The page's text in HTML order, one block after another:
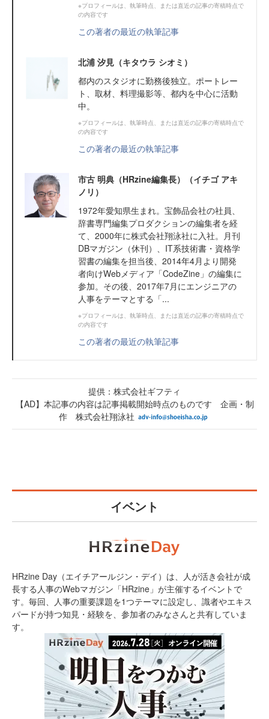
※プロフィールは、執筆時点、または直近の記事の寄稿時点で
の内容です
この著者の最近の執筆記事
北浦 汐見（キタウラ シオミ）
都内のスタジオに勤務後独立。ポートレー
ト、取材、料理撮影等、都内を中心に活動
中。
※プロフィールは、執筆時点、または直近の記事の寄稿時点で
の内容です
この著者の最近の執筆記事
市古 明典（HRzine編集長）（イチゴ アキ
ノリ）
1972年愛知県生まれ。宝飾品会社の社員、
辞書専門編集プロダクションの編集者を経
て、2000年に株式会社翔泳社に入社。月刊
DBマガジン（休刊）、IT系技術書・資格学
習書の編集を担当後、2014年4月より開発
者向けWebメディア「CodeZine」の編集に
参加。その後、2017年7月にエンジニアの
人事をテーマとする「...
※プロフィールは、執筆時点、または直近の記事の寄稿時点で
の内容です
この著者の最近の執筆記事
提供：株式会社ギフティ
【AD】本記事の内容は記事掲載開始時点のものです 企画・制
作 株式会社翔泳社
イベント
HRzine Day（エイチアールジン・デイ）は、人が活き会社が成
長する人事のWebマガジン「HRzine」が主催するイベントで
す。毎回、人事の重要課題を1つテーマに設定し、識者やエキス
パードが持つ知見・経験を、参加者のみなさんと共有していま
す。